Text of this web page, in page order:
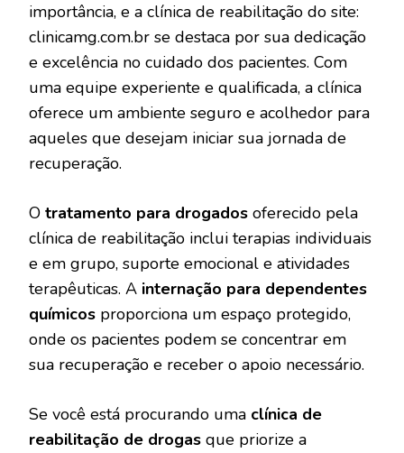
importância, e a clínica de reabilitação do site:
clinicamg.com.br se destaca por sua dedicação
e excelência no cuidado dos pacientes. Com
uma equipe experiente e qualificada, a clínica
oferece um ambiente seguro e acolhedor para
aqueles que desejam iniciar sua jornada de
recuperação.
O tratamento para drogados oferecido pela
clínica de reabilitação inclui terapias individuais
e em grupo, suporte emocional e atividades
terapêuticas. A internação para dependentes
químicos proporciona um espaço protegido,
onde os pacientes podem se concentrar em
sua recuperação e receber o apoio necessário.
Se você está procurando uma clínica de
reabilitação de drogas que priorize a